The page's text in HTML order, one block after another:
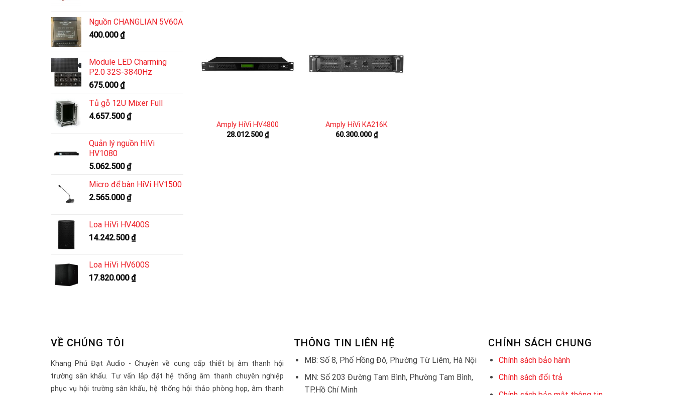
Nguồn CHANGLIAN 5V60A
400.000₫
Module LED Charming
P2.0 32S-3840Hz
675.000₫
Tủ gỗ 12U Mixer Full
4.657.500₫
Quản lý nguồn HiVi
HV1080
5.062.500₫
Micro để bàn HiVi HV1500
2.565.000₫
Loa HiVi HV400S
14.242.500₫
Loa HiVi HV600S
17.820.000₫
Amply HiVi HV4800
28.012.500₫
Amply HiVi KA216K
60.300.000₫
VỀ CHÚNG TÔI
Khang Phú Đạt Audio - Chuyên về cung cấp thiết bị âm thanh hội
trường sân khấu. Tư vấn lắp đặt hệ thống âm thanh chuyên nghiệp
phục vụ hội trường sân khấu, hệ thống hội thảo phòng họp, âm thanh
THÔNG TIN LIÊN HỆ
MB: Số 8, Phố Hồng Đô, Phường Từ Liêm, Hà Nội
MN: Số 203 Đường Tam Bình, Phường Tam Bình,
TP.Hồ Chí Minh
CHÍNH SÁCH CHUNG
Chính sách bảo hành
Chính sách đổi trả